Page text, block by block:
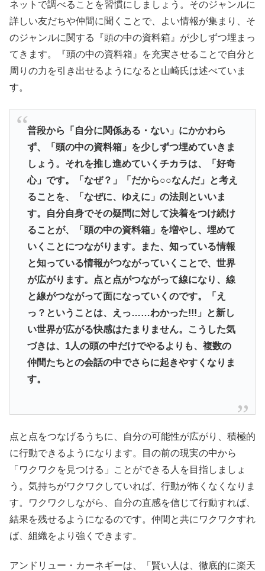
ネットで調べることを習慣にしましょう。そのジャンルに
詳しい友だちや仲間に聞くことで、よい情報が集まり、そ
のジャンルに関する『頭の中の資料箱』が少しずつ埋まっ
てきます。『頭の中の資料箱』を充実させることで自分と
周りの力を引き出せるようになると山崎氏は述べていま
す。
普段から「自分に関係ある・ない」にかかわら
ず、「頭の中の資料箱」を少しずつ埋めていきま
しょう。それを推し進めていくチカラは、「好奇
心」です。「なぜ？」「だから○○なんだ」と考え
ることを、「なぜに、ゆえに」の法則といいま
す。自分自身でその疑問に対して決着をつけ続け
ることが、「頭の中の資料箱」を増やし、埋めて
いくことにつながります。また、知っている情報
と知っている情報がつながっていくことで、世界
が広がります。点と点がつながって線になり、線
と線がつながって面になっていくのです。「え
っ？ということは、えっ……わかった!!!」と新し
い世界が広がる快感はたまりません。こうした気
づきは、1人の頭の中だけでやるよりも、複数の
仲間たちとの会話の中でさらに起きやすくなりま
す。
点と点をつなげるうちに、自分の可能性が広がり、積極的
に行動できるようになります。目の前の現実の中から
「ワクワクを見つける」ことができる人を目指しましょ
う。気持ちがワクワクしていれば、行動が怖くなくなりま
す。ワクワクしながら、自分の直感を信じて行動すれば、
結果を残せるようになるのです。仲間と共にワクワクすれ
ば、組織をより強くできます。
アンドリュー・カーネギーは、「賢い人は、徹底的に楽天